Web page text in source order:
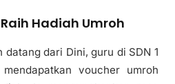
Hadiah Umroh
dari Dini, guru di SDN 1
voucher umroh